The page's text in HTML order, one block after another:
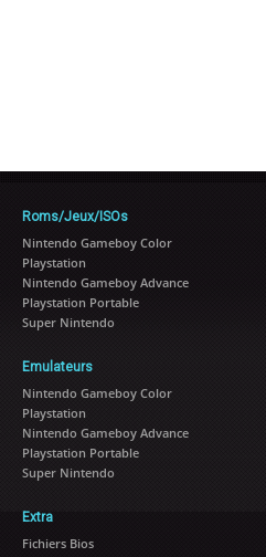
Roms/Jeux/ISOs
Nintendo Gameboy Color
Playstation
Nintendo Gameboy Advance
Playstation Portable
Super Nintendo
Emulateurs
Nintendo Gameboy Color
Playstation
Nintendo Gameboy Advance
Playstation Portable
Super Nintendo
Extra
Fichiers Bios